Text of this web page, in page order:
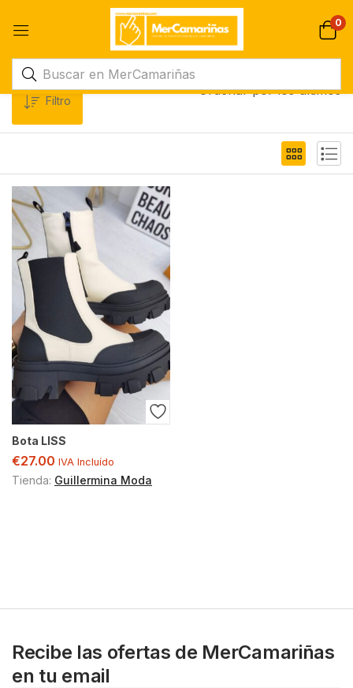
0
Filtro
Ordenar por los últimos
Bota LISS
€27.00 IVA Incluído
Tienda: Guillermina Moda
Recibe las ofertas de MerCamariñas
en tu email